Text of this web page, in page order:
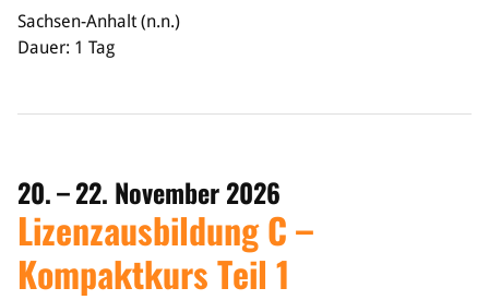
Sachsen-Anhalt (n.n.)
Dauer: 1 Tag
20. – 22. November 2026
Lizenzausbildung C –
Kompaktkurs Teil 1